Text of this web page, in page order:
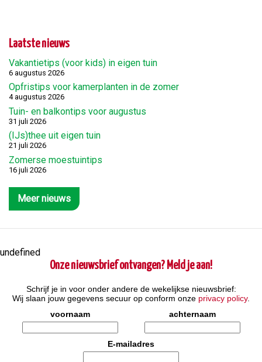
Laatste nieuws
Vakantietips (voor kids) in eigen tuin
6 augustus 2026
Opfristips voor kamerplanten in de zomer
4 augustus 2026
Tuin- en balkontips voor augustus
31 juli 2026
(IJs)thee uit eigen tuin
21 juli 2026
Zomerse moestuintips
16 juli 2026
Meer nieuws
undefined
Onze nieuwsbrief ontvangen? Meld je aan!
Schrijf je in voor onder andere de wekelijkse nieuwsbrief:
Wij slaan jouw gegevens secuur op conform onze privacy policy.
voornaam
achternaam
E-mailadres